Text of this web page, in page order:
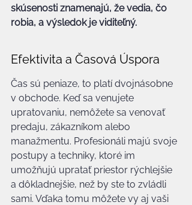
skúsenosti znamenajú, že vedia, čo
robia, a výsledok je viditeľný.
Efektivita a Časová Úspora
Čas sú peniaze, to platí dvojnásobne
v obchode. Keď sa venujete
upratovaniu, nemôžete sa venovať
predaju, zákazníkom alebo
manažmentu. Profesionáli majú svoje
postupy a techniky, ktoré im
umožňujú upratať priestor rýchlejšie
a dôkladnejšie, než by ste to zvládli
sami. Vďaka tomu môžete vy aj vaši